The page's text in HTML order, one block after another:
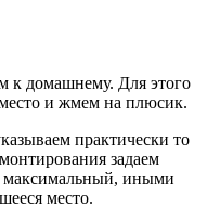
к домашнему. Для этого
и жмем на плюсик.
практически то
задаем
максимальный, иными
место.